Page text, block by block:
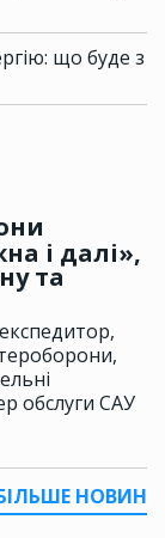
що буде з
і далі»,
та
обслуги САУ
НОВИН